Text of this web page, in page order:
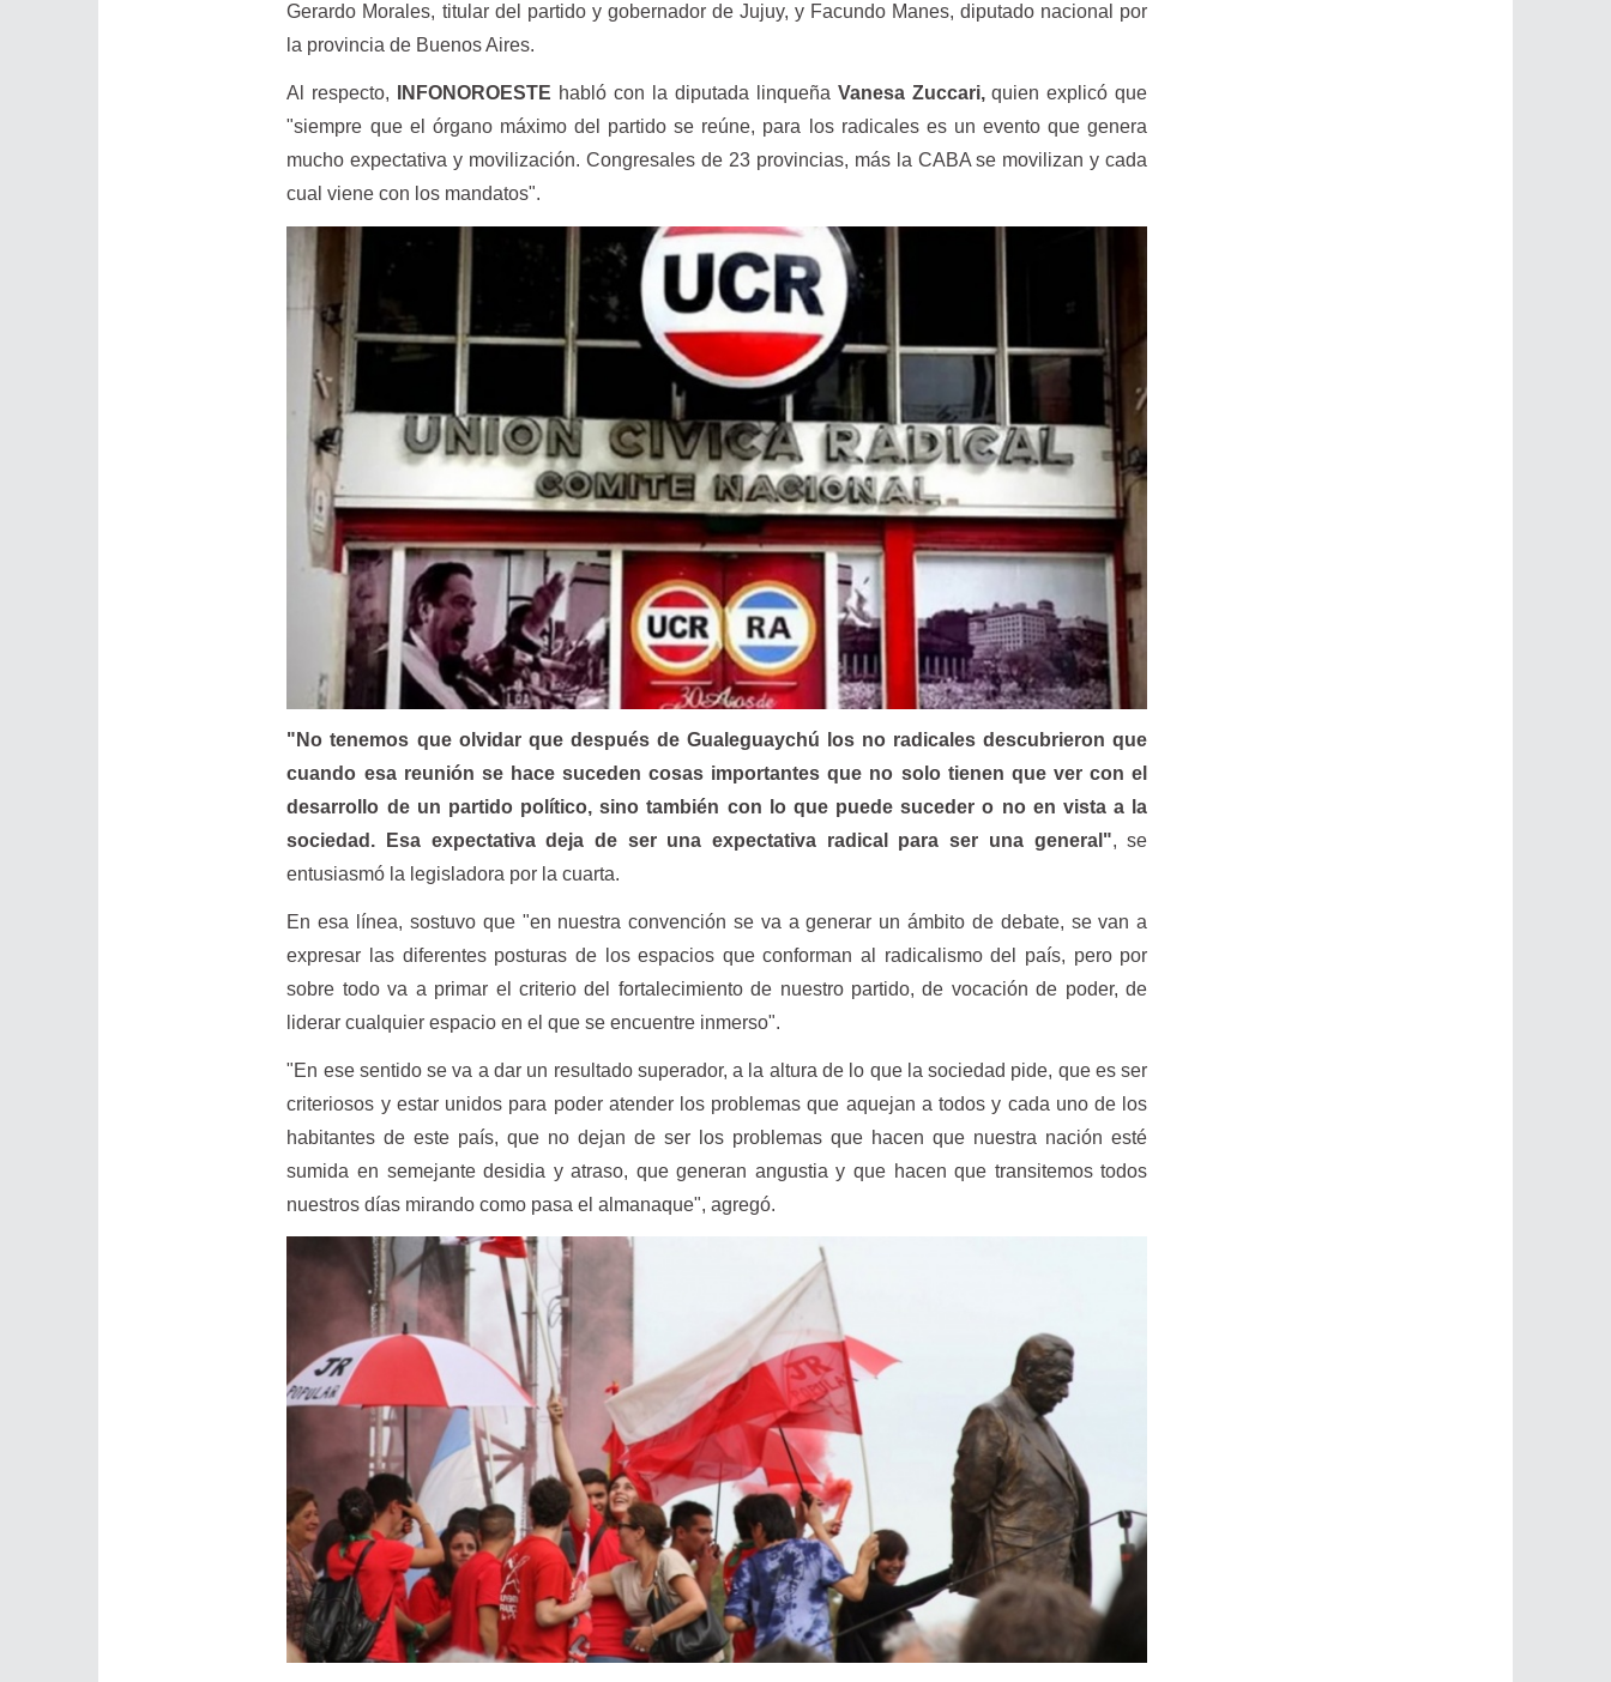
Gerardo Morales, titular del partido y gobernador de Jujuy, y Facundo Manes, diputado nacional por
la provincia de Buenos Aires.
Al respecto, INFONOROESTE habló con la diputada linqueña Vanesa Zuccari,quien explicó que
"siempre que el órgano máximo del partido se reúne, para los radicales es un evento que genera
mucho expectativa y movilización. Congresales de 23 provincias, más la CABA se movilizan y cada
cual viene con los mandatos".
"No tenemos que olvidar que después de Gualeguaychú los no radicales descubrieron que
cuando esa reunión se hace suceden cosas importantes que no solo tienen que ver con el
desarrollo de un partido político, sino también con lo que puede suceder o no en vista a la
sociedad. Esa expectativa deja de ser una expectativa radical para ser una general", se
entusiasmó la legisladora por la cuarta.
En esa línea, sostuvo que "en nuestra convención se va a generar un ámbito de debate, se van a
expresar las diferentes posturas de los espacios que conforman al radicalismo del país, pero por
sobre todo va a primar el criterio del fortalecimiento de nuestro partido, de vocación de poder, de
liderar cualquier espacio en el que se encuentre inmerso".
"En ese sentido se va a dar un resultado superador, a la altura de lo que la sociedad pide, que es ser
criteriosos y estar unidos para poder atender los problemas que aquejan a todos y cada uno de los
habitantes de este país, que no dejan de ser los problemas que hacen que nuestra nación esté
sumida en semejante desidia y atraso, que generan angustia y que hacen que transitemos todos
nuestros días mirando como pasa el almanaque", agregó.